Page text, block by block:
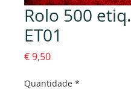
Rolo 500 etiq.
ET01
€ 9,50Preço
Quantidade *